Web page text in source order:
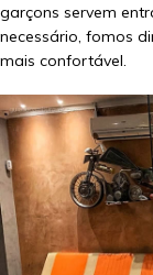
garçons servem
necessário, fomos
mais confortável.